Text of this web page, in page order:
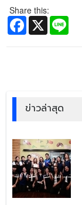
Share this:
Facebook
X
ข่าวล่าสุด